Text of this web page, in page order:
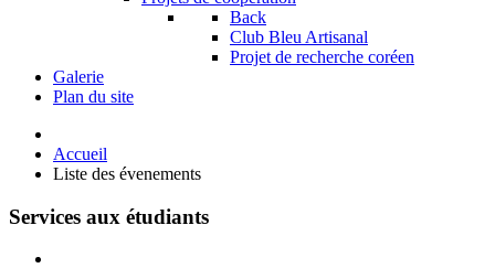
Back
Club Bleu Artisanal
Projet de recherche coréen
Galerie
Plan du site
Accueil
Liste des évenements
Services aux étudiants